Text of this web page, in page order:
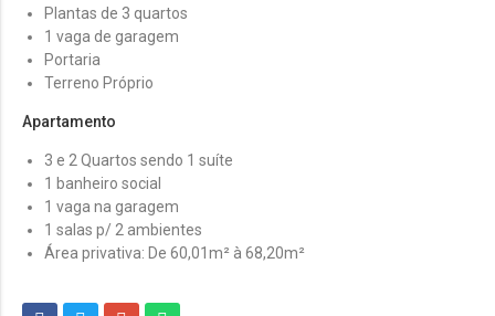
Plantas de 3 quartos
1 vaga de garagem
Portaria
Terreno Próprio
Apartamento
3 e 2 Quartos sendo 1 suíte
1 banheiro social
1 vaga na garagem
1 salas p/ 2 ambientes
Área privativa: De 60,01m² à 68,20m²